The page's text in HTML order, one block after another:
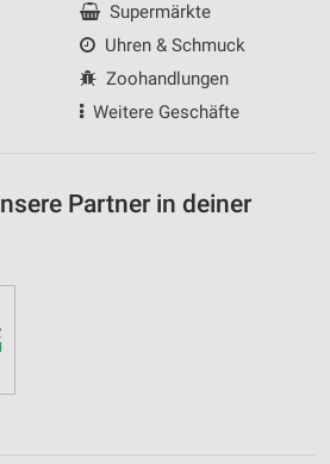
Supermärkte
Uhren & Schmuck
Zoohandlungen
Weitere Geschäfte
Partner in deiner